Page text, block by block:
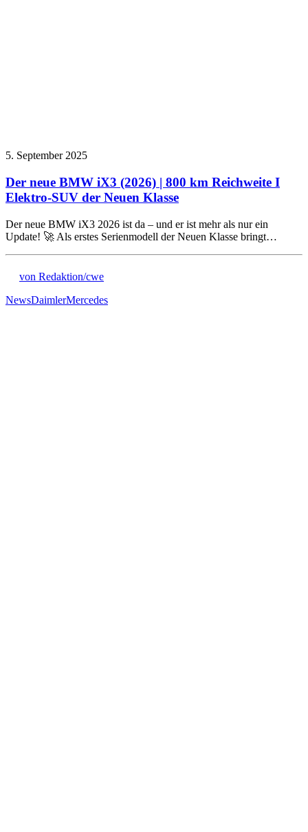
5. September 2025
Der neue BMW iX3 (2026) | 800 km Reichweite I
Elektro-SUV der Neuen Klasse
Der neue BMW iX3 2026 ist da – und er ist mehr als nur ein
Update! 🚀 Als erstes Serienmodell der Neuen Klasse bringt…
von Redaktion/cwe
NewsDaimlerMercedes